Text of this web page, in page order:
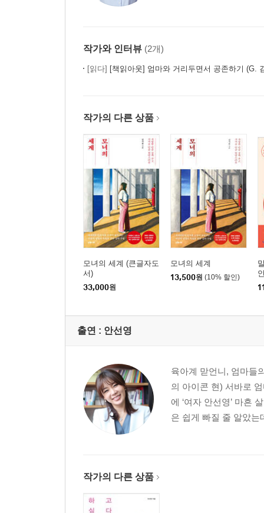
작가와 인터뷰 (2개)
[읽다] [책읽아웃] 엄마와 거리두면서 공존하기 (G.
작가의 다른 상품
모녀의 세계 (큰글자도
서)
33,000원
모녀의 세계
13,500원 (10% 할인)
출연 : 안선영
육아계 맏언니, 엄마들
의 아이콘 현) 서바로
에 ‘여자 안선영’ 마흔
은 쉽게 빠질 줄 알았는
작가의 다른 상품